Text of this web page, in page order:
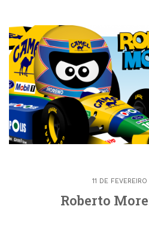
11 DE
Roberto